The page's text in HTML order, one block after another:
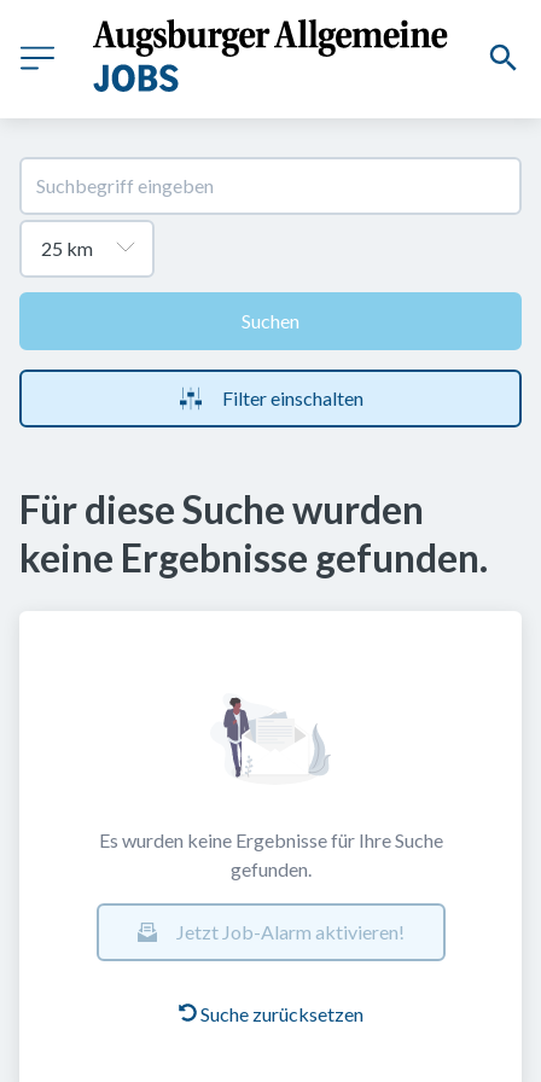
Suchen
Filter einschalten
Für diese Suche wurden
keine Ergebnisse gefunden.
Es wurden keine Ergebnisse für Ihre Suche
gefunden.
Jetzt Job-Alarm aktivieren!
Suche zurücksetzen